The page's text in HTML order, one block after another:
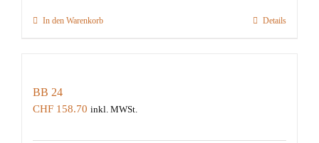
In den Warenkorb Details
BB 24
CHF 158.70 inkl. MWSt.